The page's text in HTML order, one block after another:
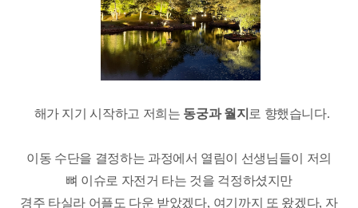
해가 지기 시작하고 저희는 동궁과 월지 로 향했습니다.
이동 수단을 결정하는 과정에서 열림이 선생님들이 저의
뼈 이슈로 자전거 타는 것을 걱정하셨지만
경주 타실라 어플도 다운 받았겠다, 여기까지 또 왔겠다, 자